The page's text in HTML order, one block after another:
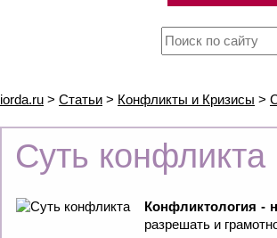
iorda.ru > Статьи > Конфликты и Кризисы >
Суть конфликта
Конфликтология -
разрешать и